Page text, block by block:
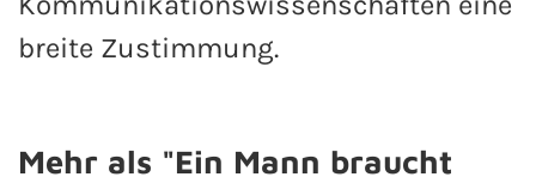
breite Zustimmung.
Mehr als "Ein Mann braucht